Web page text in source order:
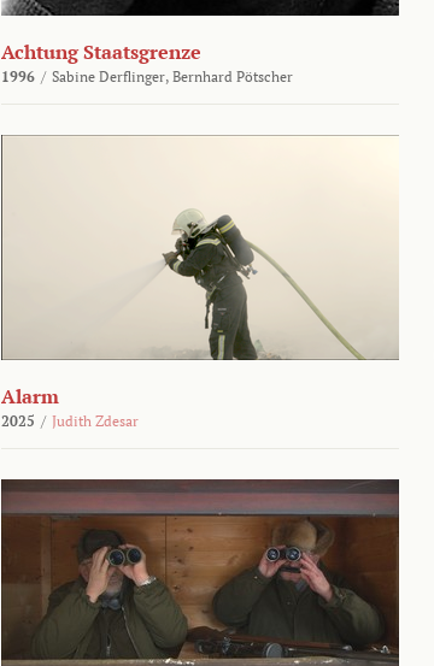
Achtung Staatsgrenze
1996 / Sabine Derflinger, Bernhard Pötscher
Alarm
2025 / Judith Zdesar